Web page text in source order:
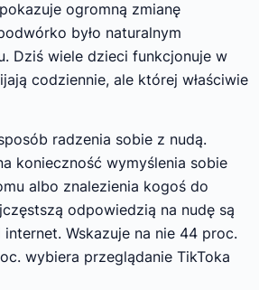
ogromną zmianę
było naturalnym
Dziś wiele dzieci funkcjonuje w
codziennie, ale której właściwie
radzenia sobie z nudą.
konieczność wymyślenia sobie
albo znalezienia kogoś do
odpowiedzią na nudę są
Wskazuje na nie 44 proc.
wybiera przeglądanie TikToka